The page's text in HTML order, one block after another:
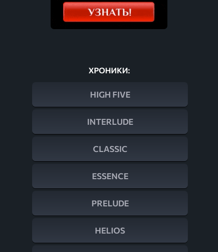
ХРОНИКИ:
HIGH FIVE
INTERLUDE
CLASSIC
ESSENCE
PRELUDE
HELIOS